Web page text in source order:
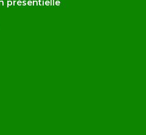
présentielle